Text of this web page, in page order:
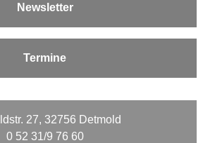
Newsletter
Termine
27, 32756 Detmold
0 52 31/9 76 60